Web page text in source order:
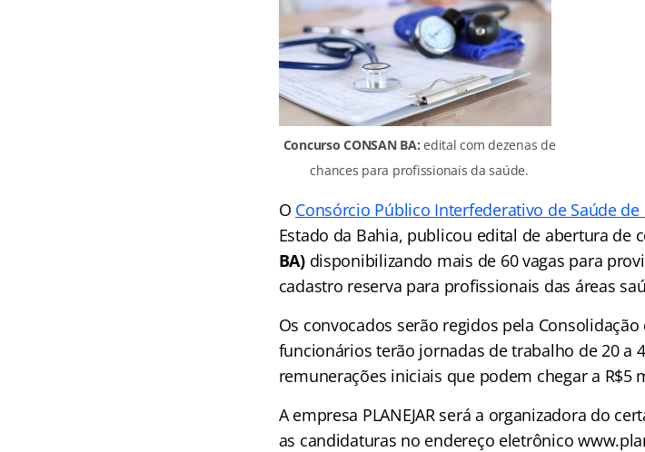
Concurso CONSAN BA: edital com dezenas de
chances para profissionais da saúde.
O Consórcio Público Interfederativo de Saúde
Estado da Bahia, publicou edital de abertura de
BA)disponibilizando mais de 60 vagas para
cadastro reserva para profissionais das áreas
Os convocados serão regidos pela Consolidação
funcionários terão jornadas de trabalho de 20 a
remunerações iniciais que podem chegar a R$5
A empresa PLANEJAR será a organizadora do
as candidaturas no endereço eletrônico